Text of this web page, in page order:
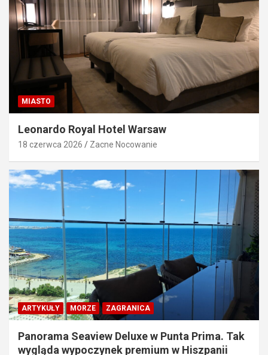
MIASTO
Leonardo Royal Hotel Warsaw
18 czerwca 2026 Zacne Nocowanie
ARTYKUŁY MORZE ZAGRANICA
Panorama Seaview Deluxe w Punta Prima. Tak
wygląda wypoczynek premium w Hiszpanii